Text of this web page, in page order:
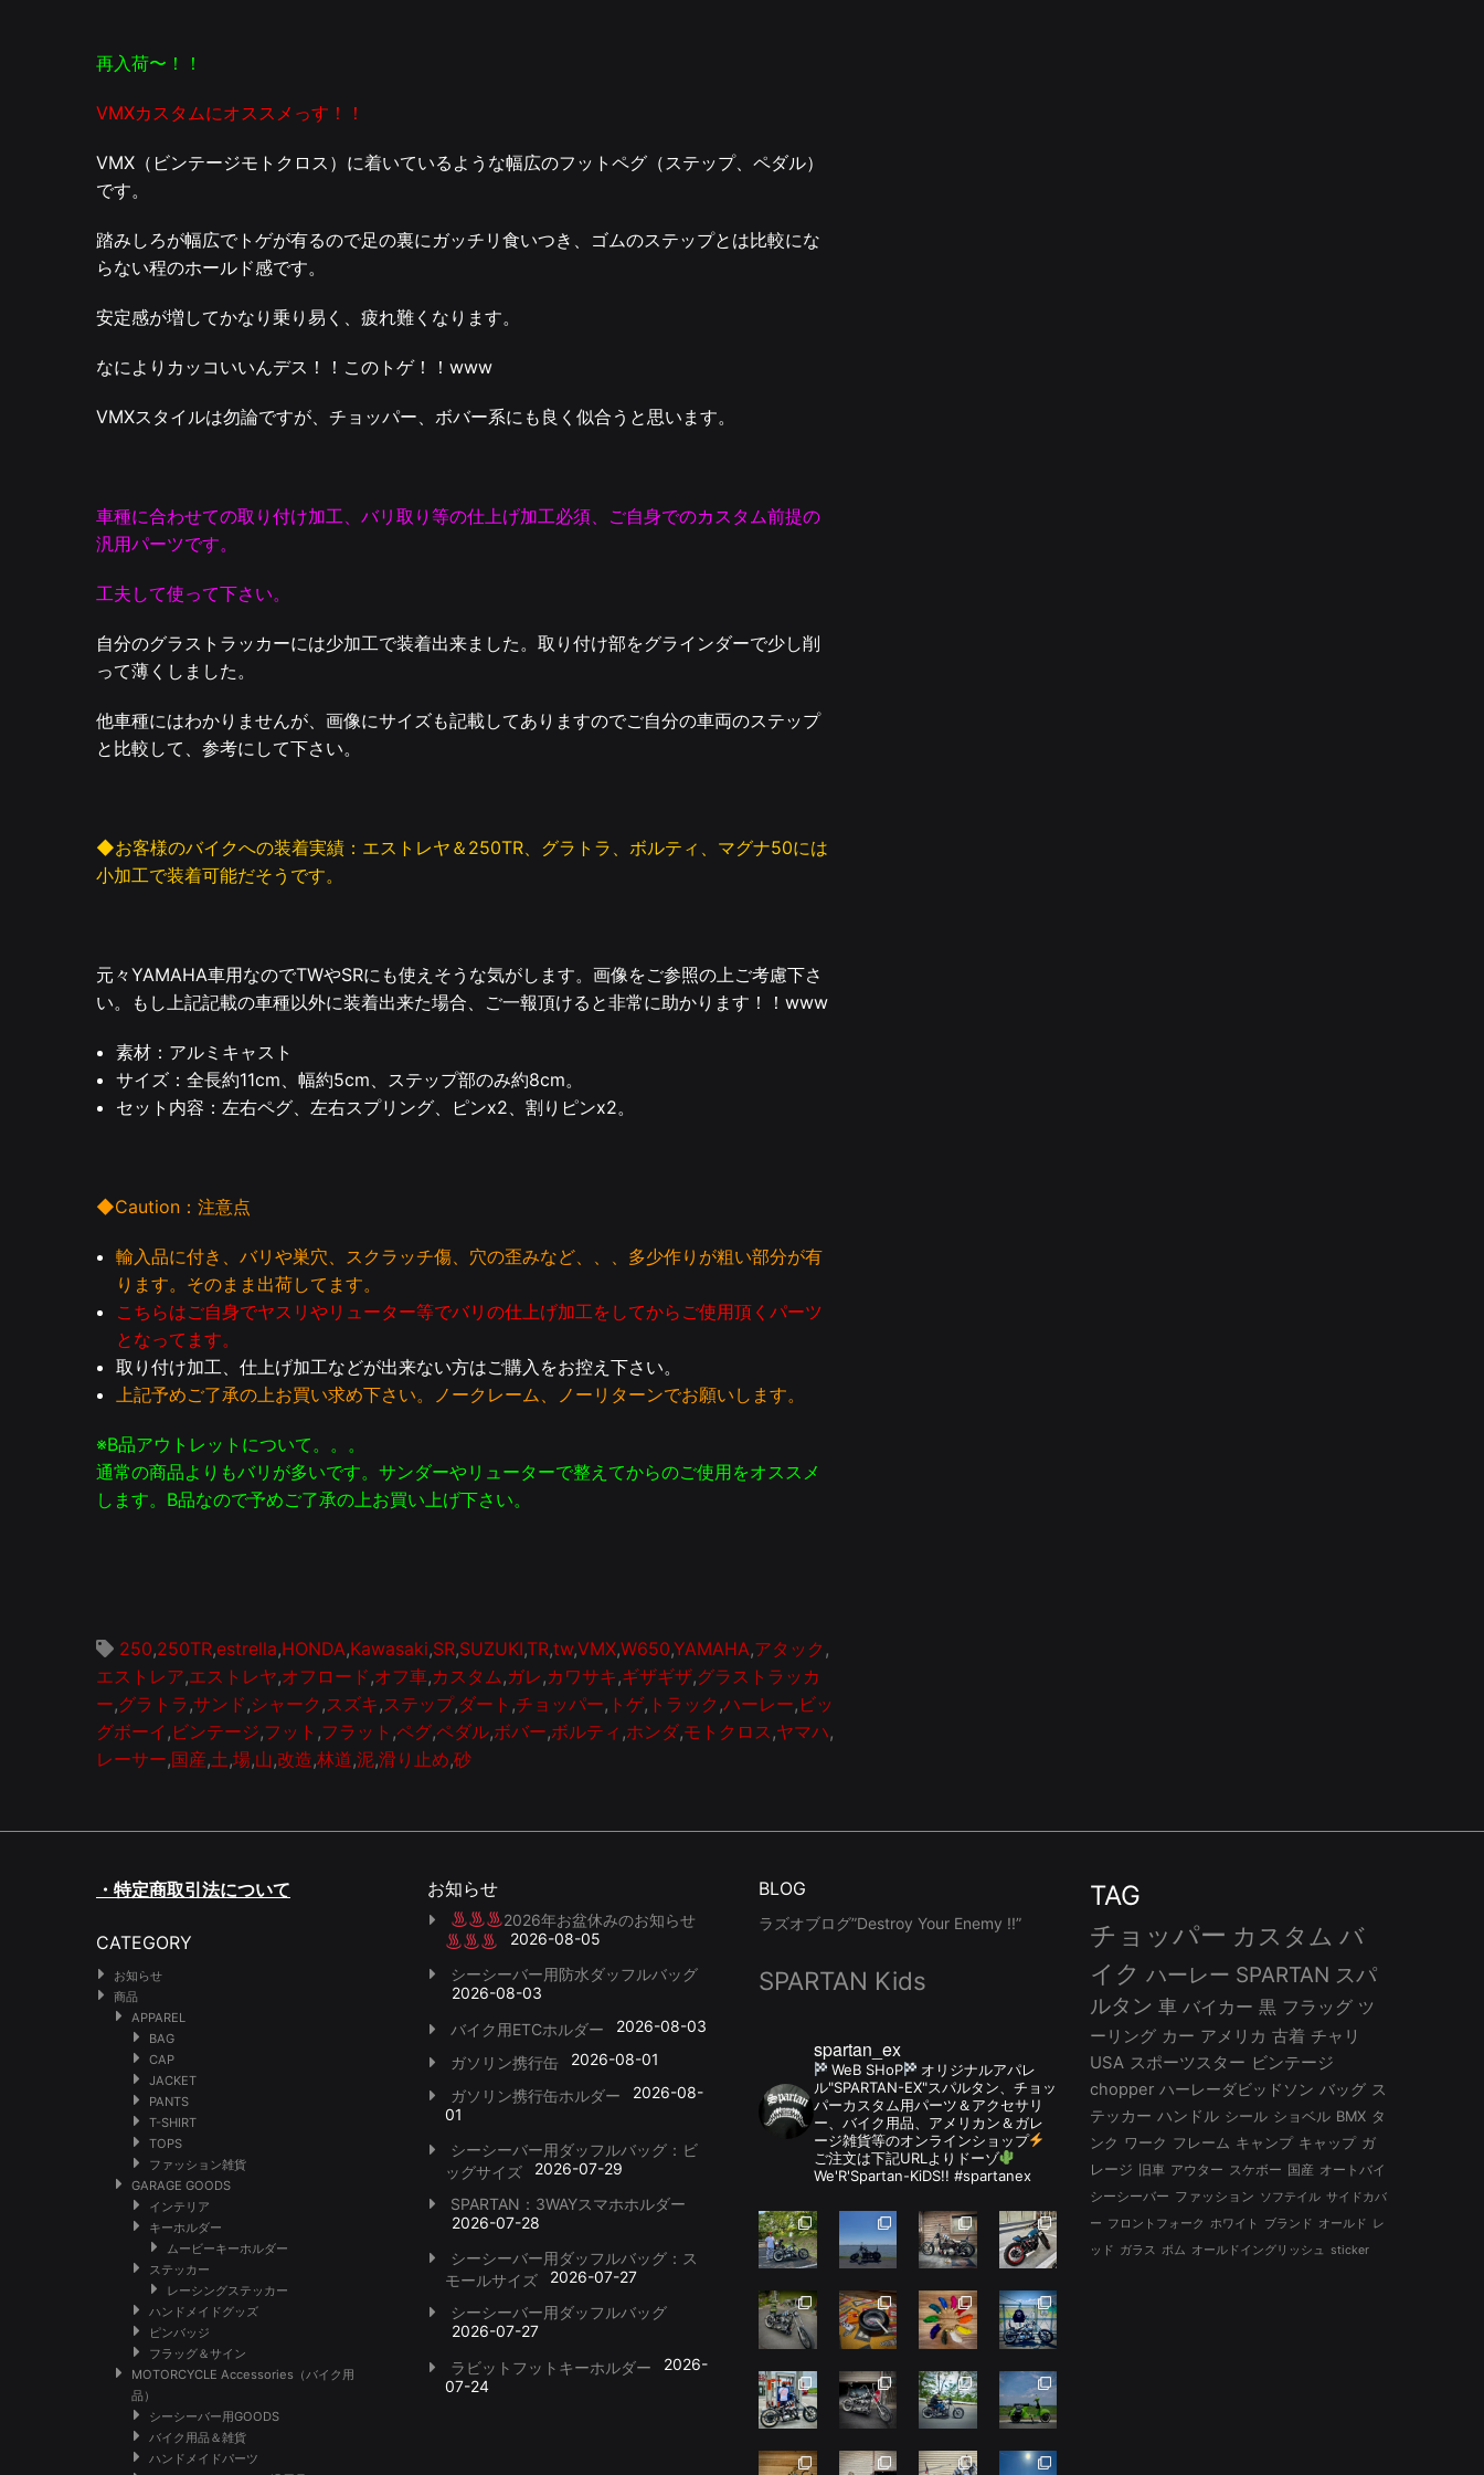
再入荷〜！！
VMXカスタムにオススメっす！！
VMX（ビンテージモトクロス）に着いているような幅広のフットペグ（ステップ、ペダル）
です。
踏みしろが幅広でトゲが有るので足の裏にガッチリ食いつき、ゴムのステップとは比較にな
らない程のホールド感です。
安定感が増してかなり乗り易く、疲れ難くなります。
なによりカッコいいんデス！！このトゲ！！www
VMXスタイルは勿論ですが、チョッパー、ボバー系にも良く似合うと思います。
車種に合わせての取り付け加工、バリ取り等の仕上げ加工必須、ご自身でのカスタム前提の
汎用パーツです。
工夫して使って下さい。
自分のグラストラッカーには少加工で装着出来ました。取り付け部をグラインダーで少し削
って薄くしました。
他車種にはわかりませんが、画像にサイズも記載してありますのでご自分の車両のステップ
と比較して、参考にして下さい。
◆お客様のバイクへの装着実績：エストレヤ＆250TR、グラトラ、ボルティ、マグナ50には
小加工で装着可能だそうです。
元々YAMAHA車用なのでTWやSRにも使えそうな気がします。画像をご参照の上ご考慮下さ
い。もし上記記載の車種以外に装着出来た場合、ご一報頂けると非常に助かります！！www
素材：アルミキャスト
サイズ：全長約11cm、幅約5cm、ステップ部のみ約8cm。
セット内容：左右ペグ、左右スプリング、ピンx2、割りピンx2。
◆Caution：注意点
輸入品に付き、バリや巣穴、スクラッチ傷、穴の歪みなど、、、多少作りが粗い部分が有
ります。そのまま出荷してます。
こちらはご自身でヤスリやリューター等でバリの仕上げ加工をしてからご使用頂くパーツ
となってます。
取り付け加工、仕上げ加工などが出来ない方はご購入をお控え下さい。
上記予めご了承の上お買い求め下さい。ノークレーム、ノーリターンでお願いします。
※B品アウトレットについて。。。
通常の商品よりもバリが多いです。サンダーやリューターで整えてからのご使用をオススメ
します。B品なので予めご了承の上お買い上げ下さい。
250,250TR,estrella,HONDA,Kawasaki,SR,SUZUKI,TR,tw,VMX,W650,YAMAHA,アタック ,
エストレア,エストレヤ,オフロード ,オフ車,カスタム ,ガレ ,カワサキ ,ギザギザ,グラストラッカ
ー,グラトラ ,サンド ,シャーク ,スズキ ,ステップ,ダート ,チョッパー, トゲ, トラック ,ハーレー, ビッ
グボーイ , ビンテージ,フット ,フラット ,ペグ,ペダル,ボバー,ボルティ ,ホンダ,モトクロス ,ヤマハ,
レーサー,国産,土 ,場,山,改造,林道,泥,滑り止め,砂
・特定商取引法について
CATEGORY
お知らせ
商品
APPAREL
BAG
CAP
JACKET
PANTS
T-SHIRT
TOPS
ファッション雑貨
GARAGE GOODS
インテリア
キーホルダー
ムービーキーホルダー
ステッカー
レーシングステッカー
ハンドメイドグッズ
ピンバッジ
フラッグ＆サイン
MOTORCYCLE Accessories（バイク用
品）
シーシーバー用GOODS
バイク用品＆雑貨
ハンドメイドパーツ
お知らせ
2026年お盆休みのお知らせ
2026-08-05
シーシーバー用防水ダッフルバッグ
2026-08-03
バイク用ETCホルダー
2026-08-03
ガソリン携行缶
2026-08-01
ガソリン携行缶ホルダー
2026-08-
01
シーシーバー用ダッフルバッグ：ビ
ッグサイズ
2026-07-29
SPARTAN：3WAYスマホホルダー
2026-07-28
シーシーバー用ダッフルバッグ：ス
モールサイズ
2026-07-27
シーシーバー用ダッフルバッグ
2026-07-27
ラビットフットキーホルダー
2026-
07-24
BLOG
ラズオブログ”Destroy Your Enemy !!”
SPARTAN Kids
spartan_ex
WeB SHoP
オリジナルアパレ
ル"SPARTAN-EX"スパルタン、チョッ
パーカスタム用パーツ＆アクセサリ
ー、バイク用品、アメリカン＆ガレ
ージ雑貨等のオンラインショップ
ご注文は下記URLよりドーゾ
We'R'Spartan-KiDS!! #spartanex
TAG
チョッパー カスタム バ
イク ハーレー SPARTAN スパ
ルタン 車 バイカー 黒 フラッグ ツ
ーリング カー アメリカ 古着 チャリ
USA スポーツスター ビンテージ
chopper ハーレーダビッドソン バッグ ス
テッカー ハンドル シール ショベル BMX タ
ンク ワーク フレーム キャンプ キャップ ガ
レージ
旧車 アウター スケボー 国産 オートバイ
シーシーバー ファッション ソフテイル サイドカバ
ー フロントフォーク ホワイト ブランド オールド レ
ッド ガラス ボム オールドイングリッシュ sticker